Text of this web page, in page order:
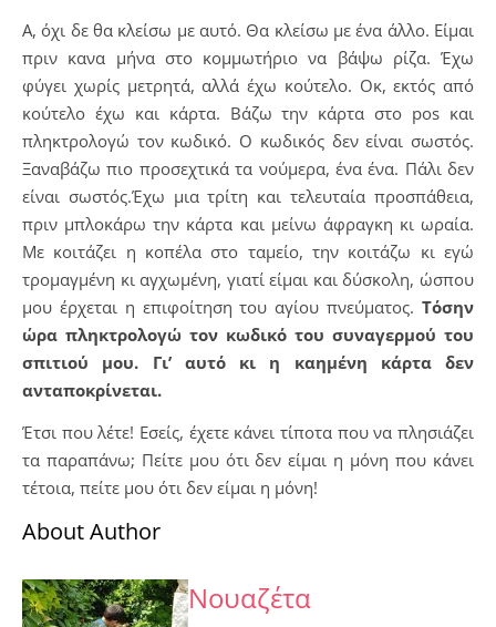
Α, όχι δε θα κλείσω με αυτό. Θα κλείσω με ένα άλλο. Είμαι
πριν κανα μήνα στο κομμωτήριο να βάψω ρίζα. Έχω
φύγει χωρίς μετρητά, αλλά έχω κούτελο. Οκ, εκτός από
κούτελο έχω και κάρτα. Βάζω την κάρτα στο pos και
πληκτρολογώ τον κωδικό. Ο κωδικός δεν είναι σωστός.
Ξαναβάζω πιο προσεχτικά τα νούμερα, ένα ένα. Πάλι δεν
είναι σωστός.Έχω μια τρίτη και τελευταία προσπάθεια,
πριν μπλοκάρω την κάρτα και μείνω άφραγκη κι ωραία.
Με κοιτάζει η κοπέλα στο ταμείο, την κοιτάζω κι εγώ
τρομαγμένη κι αγχωμένη, γιατί είμαι και δύσκολη, ώσπου
μου έρχεται η επιφοίτηση του αγίου πνεύματος. Τόσην
ώρα πληκτρολογώ τον κωδικό του συναγερμού του
σπιτιού μου. Γι’ αυτό κι η καημένη κάρτα δεν
ανταποκρίνεται.
Έτσι που λέτε! Εσείς, έχετε κάνει τίποτα που να πλησιάζει
τα παραπάνω; Πείτε μου ότι δεν είμαι η μόνη που κάνει
τέτοια, πείτε μου ότι δεν είμαι η μόνη!
About Author
Νουαζέτα